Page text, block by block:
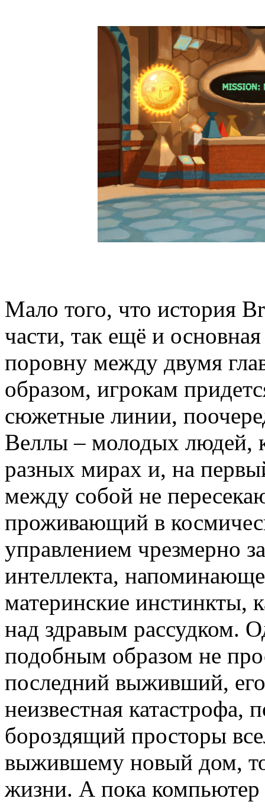
Мало того, что история
части, так ещё и
поровну между двумя
образом, игрокам
сюжетные линии,
Веллы – молодых людей,
разных мирах и, на
между собой не
проживающий в
управлением чрезмерно
интеллекта,
материнские инстинкты,
над здравым рассудком.
подобным образом не
последний выживший,
неизвестная катастрофа,
бороздящий просторы
выжившему новый дом,
жизни. А пока компьютер